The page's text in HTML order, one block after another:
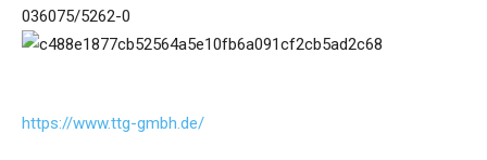
036075/5262-0
https://www.ttg-gmbh.de/